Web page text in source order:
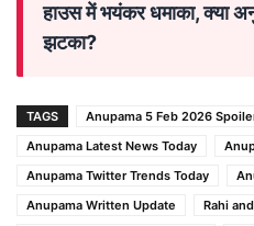
हाउस में भयंकर धमाका, क्या
झटका?
TAGS Anupama 5 Feb 2026
Anupama Latest News Today
Anupama Twitter Trends Today
Anupama Written Update
Rahi